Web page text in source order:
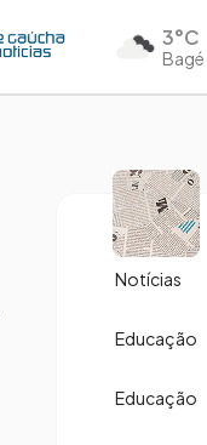
3°C
Bagé
Notícias
Educação
Educação